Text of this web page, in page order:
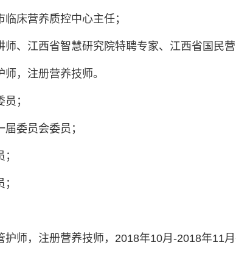
床营养质控中心主任；
、江西省智慧研究院特聘专家、江西省国民营
，注册营养技师。
；
委员会委员；
师，注册营养技师，2018年10月-2018年11月